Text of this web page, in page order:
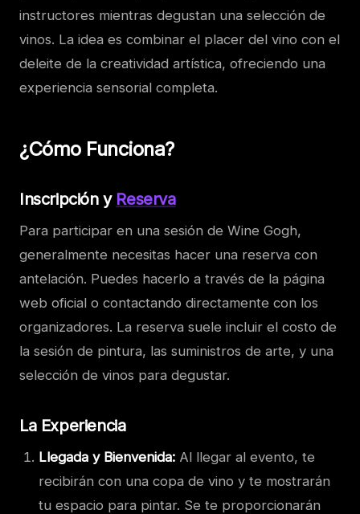
instructores mientras degustan una selección de
vinos. La idea es combinar el placer del vino con el
deleite de la creatividad artística, ofreciendo una
experiencia sensorial completa.
¿Cómo Funciona?
Inscripción y Reserva
Para participar en una sesión de Wine Gogh,
generalmente necesitas hacer una reserva con
antelación. Puedes hacerlo a través de la página
web oficial o contactando directamente con los
organizadores. La reserva suele incluir el costo de
la sesión de pintura, las suministros de arte, y una
selección de vinos para degustar.
La Experiencia
Llegada y Bienvenida: Al llegar al evento, te
recibirán con una copa de vino y te mostrarán
tu espacio para pintar. Se te proporcionarán